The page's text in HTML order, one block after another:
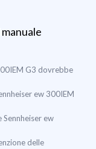
G3 dovrebbe
ew 300IEM
ew
delle